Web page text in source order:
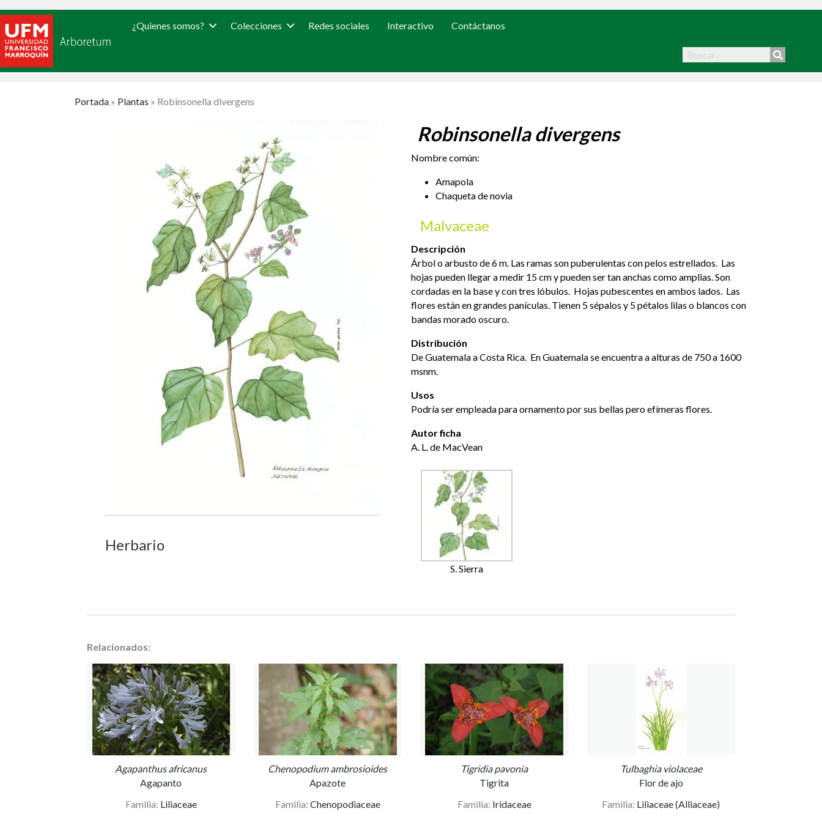
¿Quienes somos? Colecciones Redes sociales Interactivo Contáctanos
Portada » Plantas » Robinsonella divergens
Herbario
Robinsonella divergens
Nombre común:
Amapola
Chaqueta de novia
Malvaceae
Descripción
Árbol o arbusto de 6 m. Las ramas son puberulentas con pelos estrellados. Las
hojas pueden llegar a medir 15 cm y pueden ser tan anchas como amplias. Son
cordadas en la base y con tres lóbulos. Hojas pubescentes en ambos lados. Las
flores están en grandes panículas. Tienen 5 sépalos y 5 pétalos lilas o blancos con
bandas morado oscuro.
Distribución
De Guatemala a Costa Rica. En Guatemala se encuentra a alturas de 750 a 1600
msnm.
Usos
Podría ser empleada para ornamento por sus bellas pero efímeras flores.
Autor ficha
A. L. de MacVean
S. Sierra
Relacionados:
Agapanthus africanus
Agapanto
Familia: Liliaceae
Chenopodium ambrosioides
Apazote
Familia: Chenopodiaceae
Tigridia pavonia
Tigrita
Familia: Iridaceae
Tulbaghia violaceae
Flor de ajo
Familia: Liliaceae (Alliaceae)